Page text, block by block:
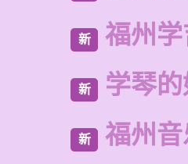
新 福州
新 学琴
新 福州